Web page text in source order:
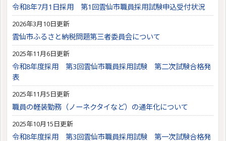
令和8年7月1日採用 第1回雲仙市職員採用試験申込受付状況
2026年3月10日更新
雲仙市ふるさと納税問題第三者委員会について
2025年11月6日更新
令和8年度採用 第3回雲仙市職員採用試験 第二次試験合格発
表
2025年11月5日更新
職員の軽装勤務（ノーネクタイなど）の通年化について
2025年10月15日更新
令和8年度採用 第3回雲仙市職員採用試験 第一次試験合格発